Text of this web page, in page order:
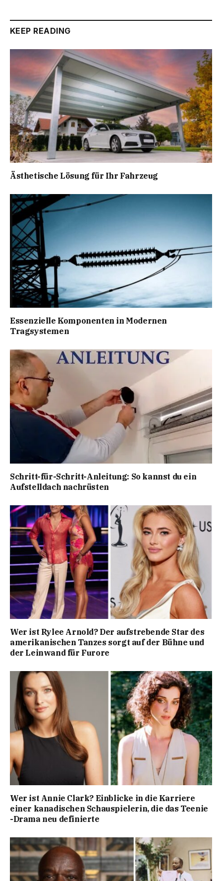
KEEP READING
Ästhetische Lösung für Ihr Fahrzeug
Essenzielle Komponenten in Modernen
Tragsystemen
Schritt-für-Schritt-Anleitung: So kannst du ein
Aufstelldach nachrüsten
Wer ist Rylee Arnold? Der aufstrebende Star des
amerikanischen Tanzes sorgt auf der Bühne und
der Leinwand für Furore
Wer ist Annie Clark? Einblicke in die Karriere
einer kanadischen Schauspielerin, die das Teenie
-Drama neu definierte